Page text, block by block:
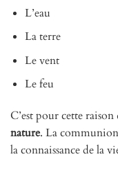
L’eau
La terre
Le vent
Le feu
C’est pour cette raison
nature. La
la connaissance de la